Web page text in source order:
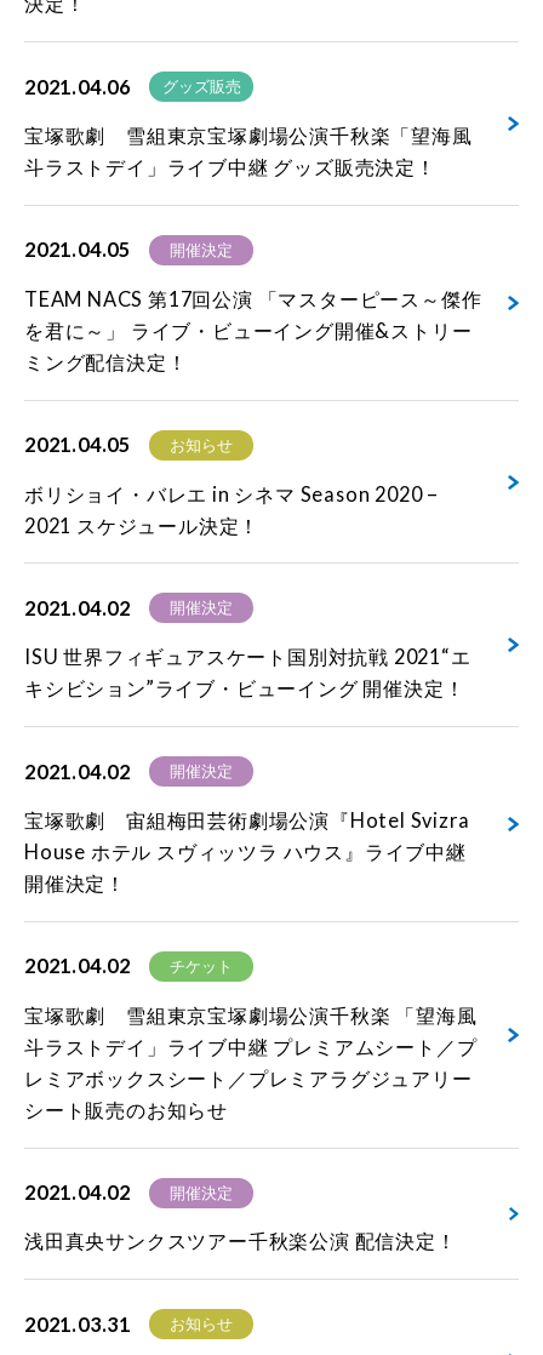
2021.04.06 グッズ販売
宝塚歌劇 雪組東京宝塚劇場公演千秋楽「望海風
斗ラストデイ」ライブ中継 グッズ販売決定！
2021.04.05 開催決定
TEAM NACS 第17回公演 「マスターピース～傑作
を君に～」 ライブ・ビューイング開催&ストリー
ミング配信決定！
2021.04.05 お知らせ
ボリショイ・バレエ in シネマ Season 2020 –
2021 スケジュール決定！
2021.04.02 開催決定
ISU 世界フィギュアスケート国別対抗戦 2021“エ
キシビション”ライブ・ビューイング 開催決定！
2021.04.02 開催決定
宝塚歌劇 宙組梅田芸術劇場公演『Hotel Svizra
House ホテル スヴィッツラ ハウス』ライブ中継
開催決定！
2021.04.02 チケット
宝塚歌劇 雪組東京宝塚劇場公演千秋楽 「望海風
斗ラストデイ」ライブ中継 プレミアムシート／プ
レミアボックスシート／プレミアラグジュアリー
シート販売のお知らせ
2021.04.02 開催決定
浅田真央サンクスツアー千秋楽公演 配信決定！
2021.03.31 お知らせ